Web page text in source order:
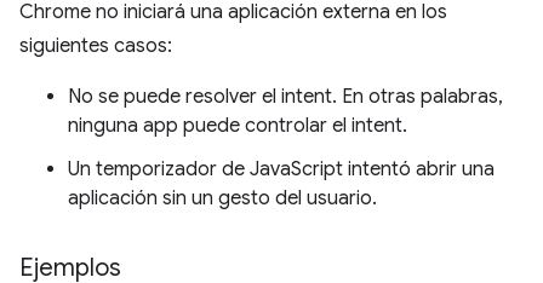
Chrome no iniciará una aplicación externa en los
siguientes casos:
No se puede resolver el intent. En otras palabras,
ninguna app puede controlar el intent.
Un temporizador de JavaScript intentó abrir una
aplicación sin un gesto del usuario.
Ejemplos